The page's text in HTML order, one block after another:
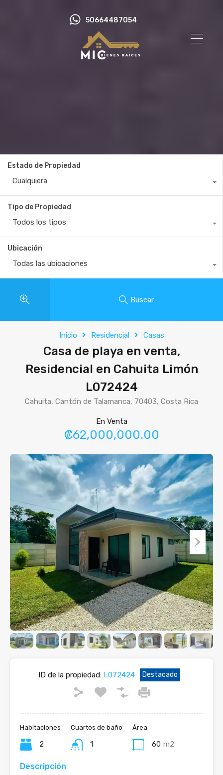
50664487054
Estado de Propiedad
Cualquiera
Tipo de Propiedad
Todos los tipos
Ubicación
Todas las ubicaciones
Buscar
Inicio Residencial Casas
Casa de playa en venta,
Residencial en Cahuita Limón
L072424
Cahuita, Cantón de Talamanca, 70403, Costa Rica
En Venta
₡62,000,000.00
ID de la propiedad:L072424 Destacado
Habitaciones
2
Cuartos de baño
1
Área
60 m2
Descripción